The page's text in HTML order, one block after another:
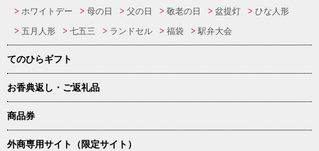
ホワイトデー
母の日 父の日 敬老の日 盆提灯
ひな人形
五月人形
七五三 ランドセル 福袋 駅弁大会
てのひらギフト
お香典返し・ご返礼品
商品券
外商専用サイト（限定サイト）